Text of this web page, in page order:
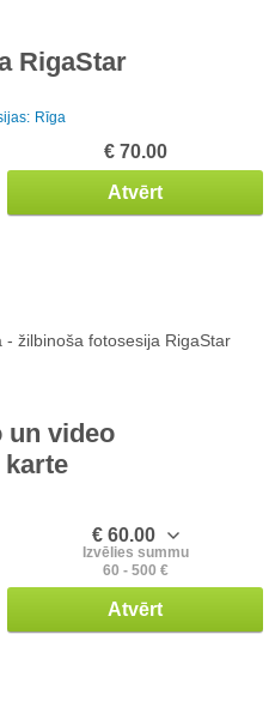
RigaStar
Rīga
€ 70.00
Atvērt
žilbinoša fotosesija RigaStar
un video
karte
€ 60.00
Izvēlies summu
60 - 500 €
Atvērt